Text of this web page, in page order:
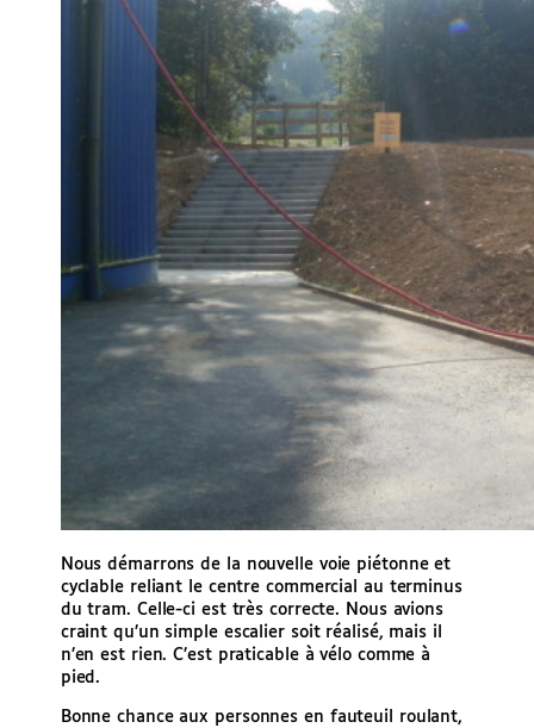
Nous démarrons de la nouvelle voie piétonne et
cyclable reliant le centre commercial au terminus
du tram. Celle-ci est très correcte. Nous avions
craint qu’un simple escalier soit réalisé, mais il
n’en est rien. C’est praticable à vélo comme à
pied.
Bonne chance aux personnes en fauteuil roulant,